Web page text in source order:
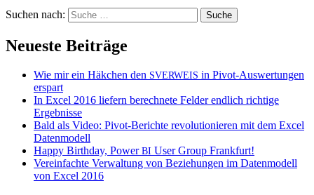
Suchen nach:
Neueste Beiträge
Wie mir ein Häkchen den SVERWEIS in Pivot-Auswertungen
erspart
In Excel 2016 liefern berechnete Felder endlich richtige
Ergebnisse
Bald als Video: Pivot-Berichte revolutionieren mit dem Excel
Datenmodell
Happy Birthday, PowerBI User Group Frankfurt!
Vereinfachte Verwaltung von Beziehungen im Datenmodell
von Excel 2016